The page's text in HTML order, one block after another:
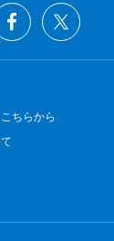
ちらから